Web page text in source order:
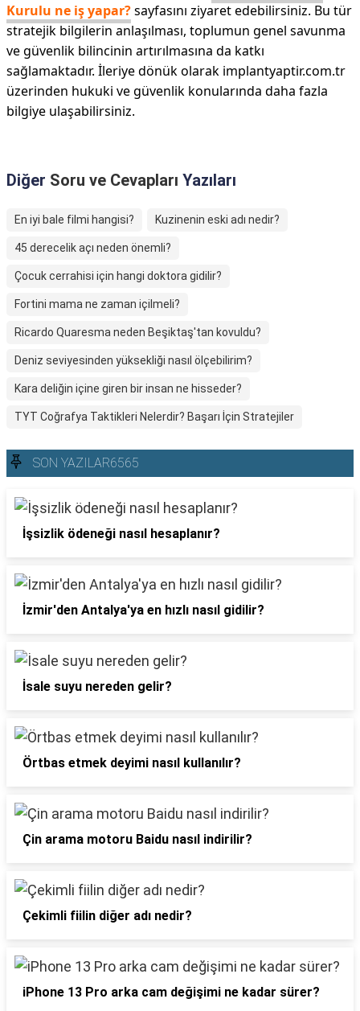
Kurulu ne iş yapar?sayfasını ziyaret edebilirsiniz. Bu tür
stratejik bilgilerin anlaşılması, toplumun genel savunma
ve güvenlik bilincinin artırılmasına da katkı
sağlamaktadır. İleriye dönük olarak implantyaptir.com.tr
üzerinden hukuki ve güvenlik konularında daha fazla
bilgiye ulaşabilirsiniz.
Diğer Soru ve Cevapları Yazıları
En iyi bale filmi hangisi? Kuzinenin eski adı nedir?
45 derecelik açı neden önemli?
Çocuk cerrahisi için hangi doktora gidilir?
Fortini mama ne zaman içilmeli?
Ricardo Quaresma neden Beşiktaş'tan kovuldu?
Deniz seviyesinden yüksekliği nasıl ölçebilirim?
Kara deliğin içine giren bir insan ne hisseder?
TYT Coğrafya Taktikleri Nelerdir? Başarı İçin Stratejiler
SON YAZILAR6565
İşsizlik ödeneği nasıl hesaplanır?
İzmir'den Antalya'ya en hızlı nasıl gidilir?
İsale suyu nereden gelir?
Örtbas etmek deyimi nasıl kullanılır?
Çin arama motoru Baidu nasıl indirilir?
Çekimli fiilin diğer adı nedir?
iPhone 13 Pro arka cam değişimi ne kadar sürer?